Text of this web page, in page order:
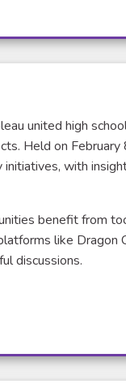
united high
Held on
with
benefit from
like
discussions.